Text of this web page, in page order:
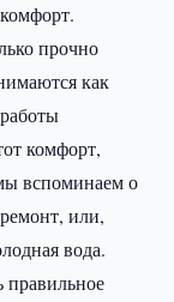
прочно
как
комфорт,
вспоминаем о
или,
вода.